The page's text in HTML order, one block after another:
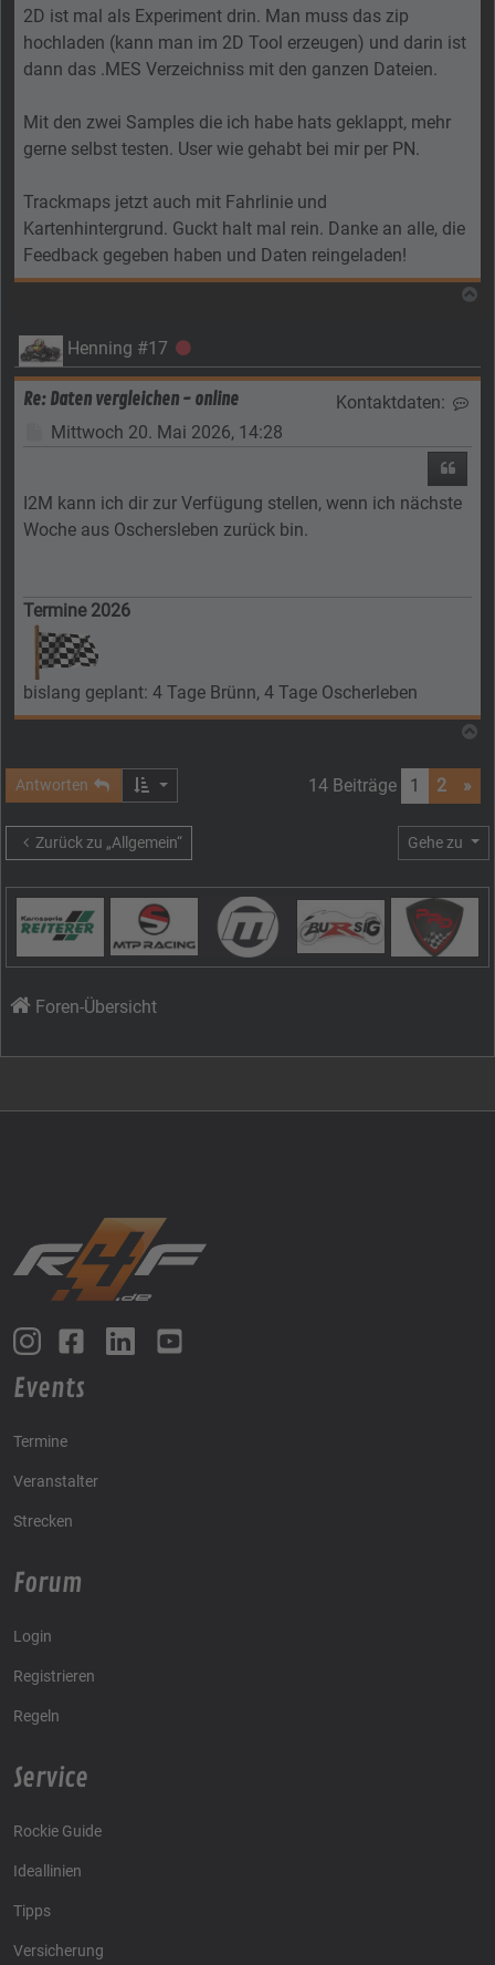
2D ist mal als Experiment drin. Man muss das zip
hochladen (kann man im 2D Tool erzeugen) und darin ist
dann das .MES Verzeichniss mit den ganzen Dateien.
Mit den zwei Samples die ich habe hats geklappt, mehr
gerne selbst testen. User wie gehabt bei mir per PN.
Trackmaps jetzt auch mit Fahrlinie und
Kartenhintergrund. Guckt halt mal rein. Danke an alle, die
Feedback gegeben haben und Daten reingeladen!
Henning #17 Offline
Re: Daten vergleichen - online Kontaktdaten:
Beitrag
Mittwoch 20. Mai 2026, 14:28
I2M kann ich dir zur Verfügung stellen, wenn ich nächste
Woche aus Oschersleben zurück bin.
Termine 2026
bislang geplant: 4 Tage Brünn, 4 Tage Oscherleben
Antworten 14 Beiträge 1 2 »
Zurück zu „Allgemein“ Gehe zu
Foren-Übersicht
Events
Termine
Veranstalter
Strecken
Forum
Login
Registrieren
Regeln
Service
Rockie Guide
Ideallinien
Tipps
Versicherung